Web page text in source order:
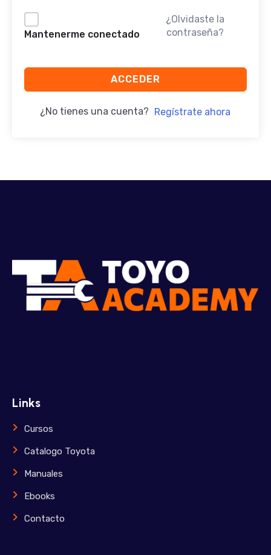
Mantenerme conectado
¿Olvidaste la
contraseña?
ACCEDER
¿No tienes una cuenta? Regístrate ahora
Links
Cursos
Catalogo Toyota
Manuales
Ebooks
Contacto